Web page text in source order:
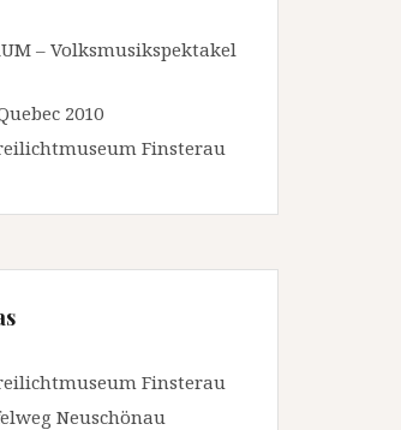
– Volksmusikspektakel
2010
Finsterau
Finsterau
Neuschönau